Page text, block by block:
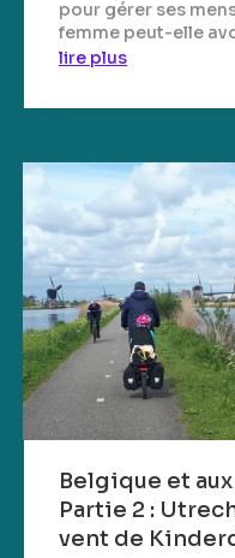
pour gérer ses
femme peut-elle
lire plus
Belgique et
Partie 2 :
vent de